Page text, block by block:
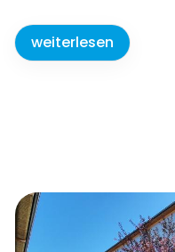
weiterlesen